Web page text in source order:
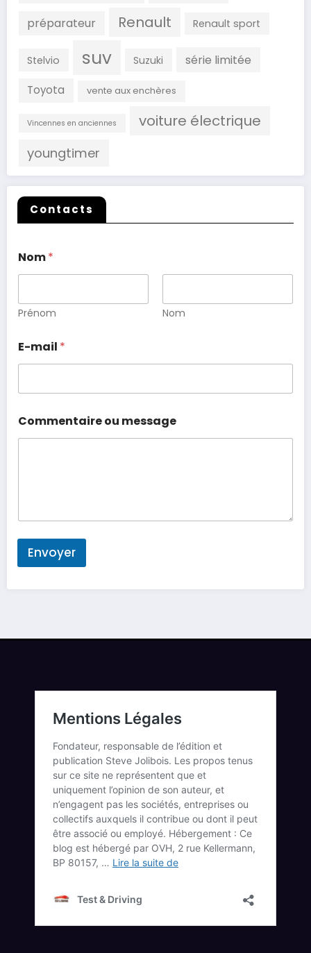
préparateur Renault Renault sport
Stelvio suv Suzuki série limitée
Toyota vente aux enchères
Vincennes en anciennes voiture électrique
youngtimer
Contacts
Nom*
Prénom Nom
E-mail *
Commentaire ou message
Envoyer